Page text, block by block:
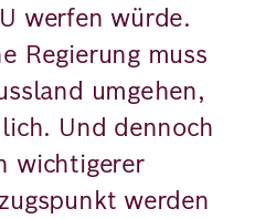
werfen würde.
Regierung muss
umgehen,
Und dennoch
wichtigerer
werden